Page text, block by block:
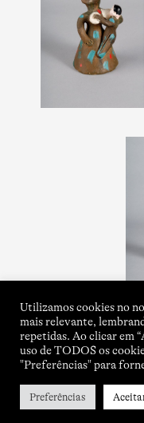
Utilizamos cookies no
mais relevante,
repetidas. Ao clicar em
uso de TODOS os
"Preferências" para
Preferências